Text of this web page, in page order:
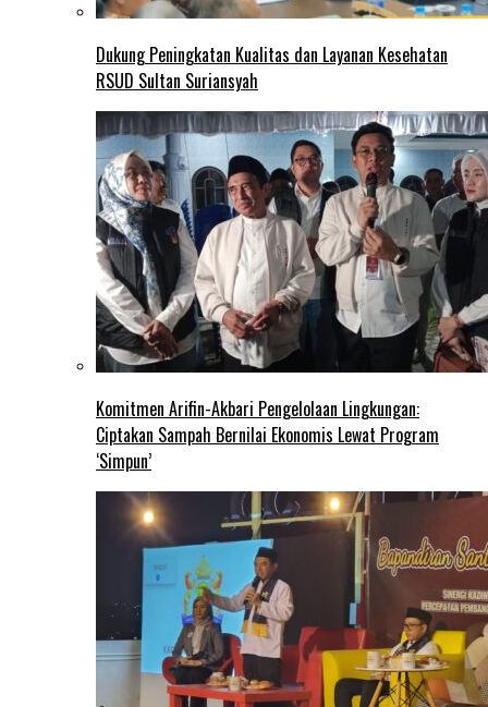
Dukung Peningkatan Kualitas dan Layanan Kesehatan
RSUD Sultan Suriansyah
Komitmen Arifin-Akbari Pengelolaan Lingkungan:
Ciptakan Sampah Bernilai Ekonomis Lewat Program
‘Simpun’